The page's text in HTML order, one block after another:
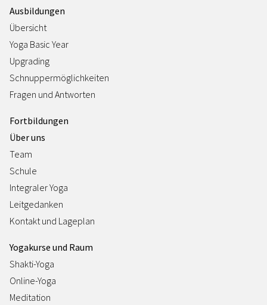
Ausbildungen
Übersicht
Yoga Basic Year
Upgrading
Schnuppermöglichkeiten
Fragen und Antworten
Fortbildungen
Über uns
Team
Schule
Integraler Yoga
Leitgedanken
Kontakt und Lageplan
Yogakurse und Raum
Shakti-Yoga
Online-Yoga
Meditation